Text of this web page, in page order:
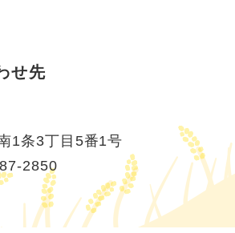
せ先
1条3丁目5番1号
2850